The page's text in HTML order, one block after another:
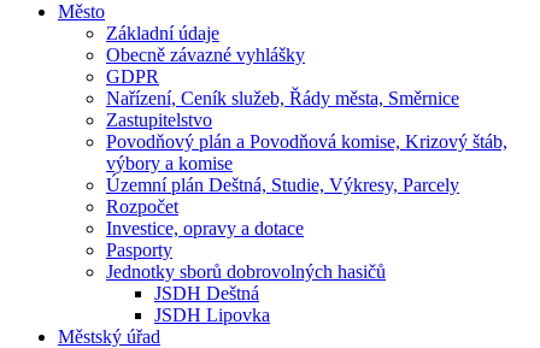
Město
Základní údaje
Obecně závazné vyhlášky
GDPR
Nařízení, Ceník služeb, Řády města, Směrnice
Zastupitelstvo
Povodňový plán a Povodňová komise, Krizový štáb,
výbory a komise
Územní plán Deštná, Studie, Výkresy, Parcely
Rozpočet
Investice, opravy a dotace
Pasporty
Jednotky sborů dobrovolných hasičů
JSDH Deštná
JSDH Lipovka
Městský úřad